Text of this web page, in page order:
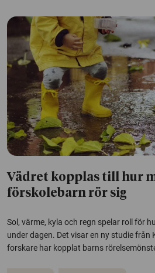
Vädret kopplas till hur
förskolebarn rör sig
Sol, värme, kyla och regn spelar roll för
under dagen. Det visar en ny studie
forskare har kopplat barns